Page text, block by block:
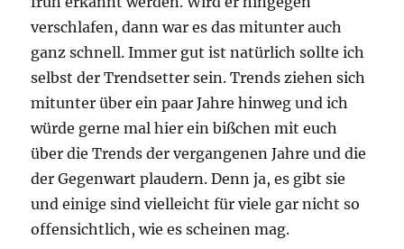
verschlafen, dann war es das mitunter auch
ganz schnell. Immer gut ist natürlich sollte ich
selbst der Trendsetter sein. Trends ziehen sich
mitunter über ein paar Jahre hinweg und ich
würde gerne mal hier ein bißchen mit euch
über die Trends der vergangenen Jahre und die
der Gegenwart plaudern. Denn ja, es gibt sie
und einige sind vielleicht für viele gar nicht so
offensichtlich, wie es scheinen mag.